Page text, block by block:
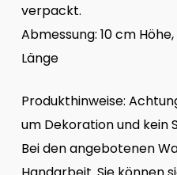
verpackt.
Abmessung: 10 cm
Länge
Produkthinweise:
um Dekoration und kein
Bei den angebotenen